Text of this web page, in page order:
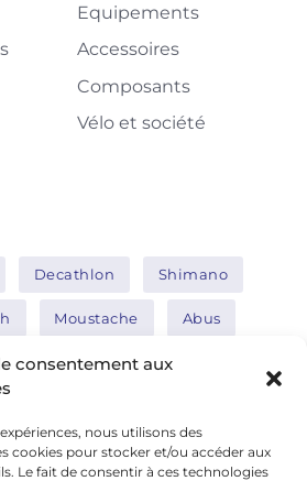
consentement aux
nous utilisons des
cookies pour stocker et/ou accéder aux
Le fait de consentir à ces technologies
Equipements
Accessoires
Composants
Vélo et société
Decathlon Shimano
Moustache Abus
Nakamura